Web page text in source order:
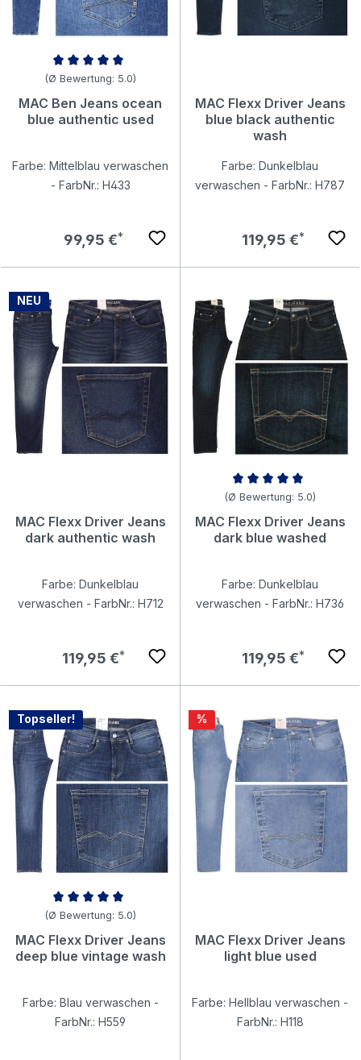
Durchschnittliche Bewertung von 5 von 5 Sternen
(Ø Bewertung: 5.0)
MAC Ben Jeans ocean
blue authentic used
Farbe: Mittelblau verwaschen
- FarbNr.: H433
Regulärer Preis:
99,95 €
MAC Flexx Driver Jeans
blue black authentic
wash
Farbe: Dunkelblau
verwaschen - FarbNr.: H787
Regulärer Preis:
119,95 €
NEU
MAC Flexx Driver Jeans
dark authentic wash
Farbe: Dunkelblau
verwaschen - FarbNr.: H712
Regulärer Preis:
119,95 €
Durchschnittliche Bewertung
(Ø Bewertung: 5.0)
MAC Flexx Driver Jeans
dark blue washed
Farbe: Dunkelblau
verwaschen - FarbNr.: H736
Regulärer Preis:
119,95 €
Topseller!
Durchschnittliche Bewertung von 5 von 5 Sternen
(Ø Bewertung: 5.0)
MAC Flexx Driver Jeans
deep blue vintage wash
Farbe: Blau verwaschen -
FarbNr.: H559
Rabatt
%
MAC Flexx Driver Jeans
light blue used
Farbe: Hellblau verwaschen -
FarbNr.: H118